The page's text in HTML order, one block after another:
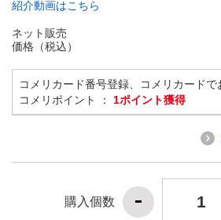
紹介動画はこちら
ネット販売
価格（税込）
コメリカード番号登録、コメリカードで
コメリポイント ： 1ポイント獲得
購入個数